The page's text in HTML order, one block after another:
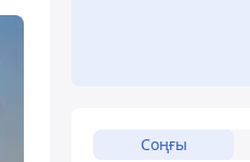
Соңғы